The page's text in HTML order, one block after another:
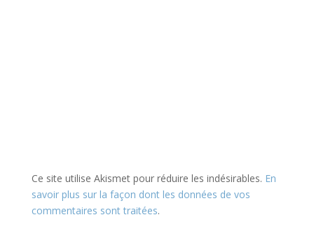
Ce site utilise Akismet pour réduire les indésirables. En
savoir plus sur la façon dont les données de vos
commentaires sont traitées.